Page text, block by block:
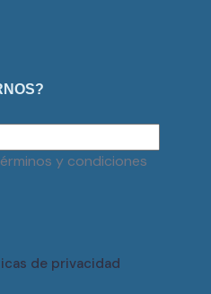
y condiciones
de privacidad